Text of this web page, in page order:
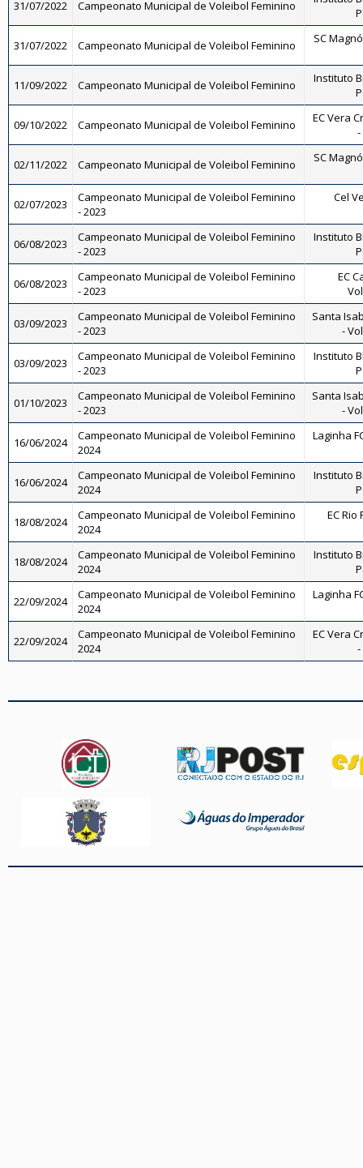
31/07/2022 Campeonato Municipal de Voleibol Feminino
31/07/2022 Campeonato Municipal de Voleibol Feminino
SC
11/09/2022 Campeonato Municipal de Voleibol Feminino
Instituto
09/10/2022 Campeonato Municipal de Voleibol Feminino
EC Vera
02/11/2022 Campeonato Municipal de Voleibol Feminino
SC
02/07/2023
Campeonato Municipal de Voleibol Feminino
- 2023
Cel
06/08/2023
Campeonato Municipal de Voleibol Feminino
- 2023
Instituto
06/08/2023
Campeonato Municipal de Voleibol Feminino
- 2023
EC
03/09/2023
Campeonato Municipal de Voleibol Feminino
- 2023
Santa
-
03/09/2023
Campeonato Municipal de Voleibol Feminino
- 2023
Instituto
01/10/2023
Campeonato Municipal de Voleibol Feminino
- 2023
Santa
-
16/06/2024
Campeonato Municipal de Voleibol Feminino
2024
Laginha
16/06/2024
Campeonato Municipal de Voleibol Feminino
2024
Instituto
18/08/2024
Campeonato Municipal de Voleibol Feminino
2024
EC
18/08/2024
Campeonato Municipal de Voleibol Feminino
2024
Instituto
22/09/2024
Campeonato Municipal de Voleibol Feminino
2024
Laginha
22/09/2024
Campeonato Municipal de Voleibol Feminino
2024
EC Vera